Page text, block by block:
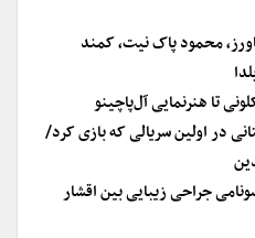
محمود پاک نیت، کمند
تا هنرنمایی آل‌پاچینو
در اولین سریالی که بازی کرد/
جراحی زیبایی بین اقشار